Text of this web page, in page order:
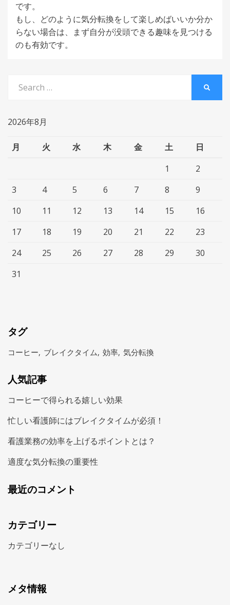
です。
もし、どのように気分転換をして楽しめばいいか分か
らない場合は、まず自分が没頭できる趣味を見つける
のも有効です。
for:
2026年8月
月 火 水 木 金 土
日
1
2
3
4 5 6 7 8
9
10
11 12 13 14 15
16
17
18 19 20 21 22
23
24
25 26 27 28 29
30
31
タグ
コーヒー ブレイクタイム 効率 気分転換
人気記事
コーヒーで得られる嬉しい効果
忙しい看護師にはブレイクタイムが必須！
看護業務の効率を上げるポイントとは？
適度な気分転換の重要性
最近のコメント
カテゴリー
カテゴリーなし
メタ情報